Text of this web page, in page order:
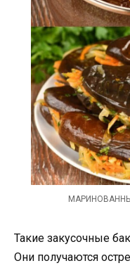
Такие закусочные
Они получаются